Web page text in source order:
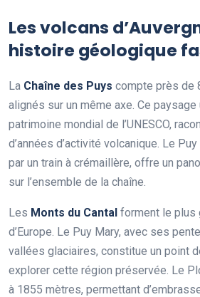
Les volcans
histoire géologique
La Chaîne des Puys compte près de
alignés sur un même axe. Ce paysage
patrimoine mondial de l’UNESCO,
d’années d’activité volcanique. Le
par un train à crémaillère, offre un
sur l’ensemble de la chaîne.
Les Monts du Cantal forment le plus
d’Europe. Le Puy Mary, avec ses
vallées glaciaires, constitue un point
explorer cette région préservée. Le
à 1855 mètres, permettant